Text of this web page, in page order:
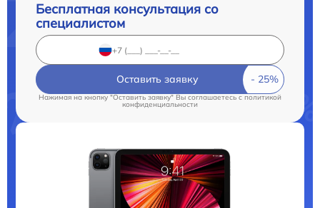
Бесплатная консультация со
специалистом
Оставить заявку
Нажимая на кнопку "Оставить заявку" Вы соглашаетесь cполитикой
конфиденциальности